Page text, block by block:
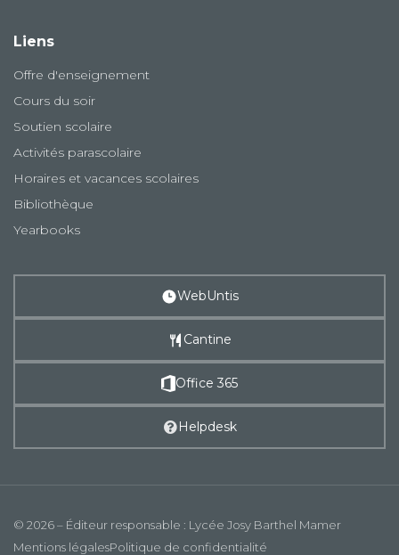
Liens
Offre d'enseignement
Cours du soir
Soutien scolaire
Activités parascolaire
Horaires et vacances scolaires
Bibliothèque
Yearbooks
WebUntis
Cantine
Office 365
Helpdesk
© 2026 – Éditeur responsable : Lycée Josy Barthel Mamer
Mentions légalesPolitique de confidentialité